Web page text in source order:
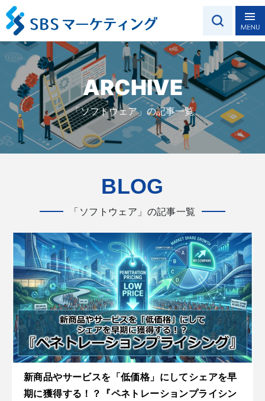
ARCHIVE
「ソフトウェア」の記事一覧
BLOG
「ソフトウェア」の記事一覧
新商品やサービスを「低価格」にしてシェアを早
期に獲得する！？『ペネトレーションプライシン